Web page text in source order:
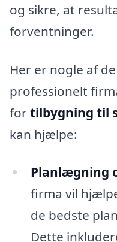
og sikre, at
forventninger.
Her er nogle af
professionelt
fortilbygning til
kan hjælpe:
Planlægning
firma vil
de bedste
Dette